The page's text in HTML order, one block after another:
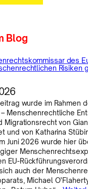
Blog
des
Risiken
wurde im Rahmen
Menschenrechtliche
Migrationsrecht von
und von Katharina
Juni 2026 wurde hier
EU-
auch der
Michael